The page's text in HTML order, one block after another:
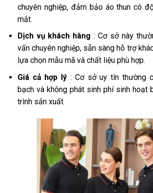
chuyên nghiệp, đảm bảo áo thun có
mắt.
Dịch vụ khách hàng : Cơ sở này
vấn chuyên nghiệp, sẵn sàng hỗ trợ
lựa chọn mẫu mã và chất liệu phù hợp.
Giá cả hợp lý : Cơ sở uy tín thường
bạch và không phát sinh phí sinh hoạt
trình sản xuất.